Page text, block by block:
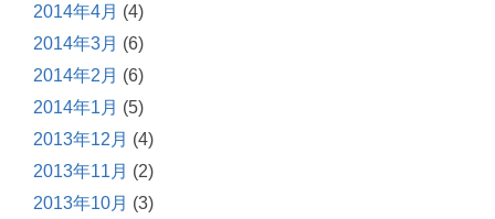
2014年4月 (4)
2014年3月 (6)
2014年2月 (6)
2014年1月 (5)
2013年12月 (4)
2013年11月 (2)
2013年10月 (3)